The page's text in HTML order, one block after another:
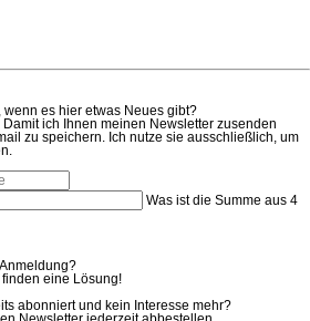
es hier etwas Neues gibt?
ich Ihnen meinen Newsletter zusenden
zu speichern. Ich nutze sie ausschließlich, um
Was ist die Summe aus 4
eine Lösung!
abonniert und kein Interesse mehr?